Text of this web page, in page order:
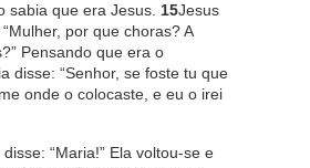
sabia que era Jesus. 15Jesus
por que choras? A
Pensando que era o
disse: “Senhor, se foste tu que
onde o colocaste, e eu o irei
“Maria!” Ela voltou-se e